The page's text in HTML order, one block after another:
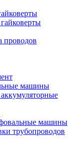
машины
машины
трубопроводов